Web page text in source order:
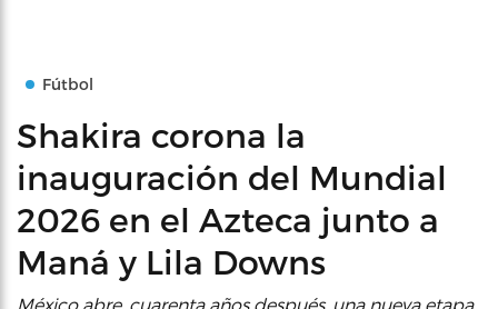
Fútbol
Shakira corona la
inauguración del Mundial
2026 en el Azteca junto a
Maná y Lila Downs
México abre, cuarenta años después, una nueva etapa